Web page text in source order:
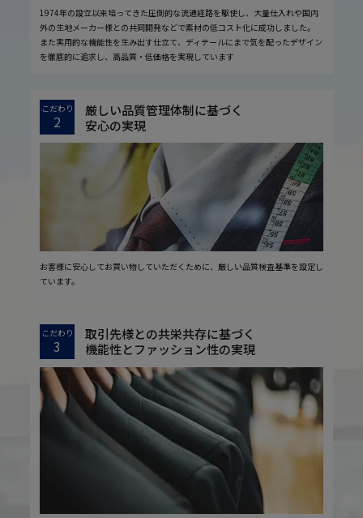
1974年の設立以来培ってきた圧倒的な流通経路を駆使し、大量仕入れや国内
外の生地メーカー様との共同開発などで素材の低コスト化に成功しました。
また実用的な機能性を生み出す仕立て、ディテールにまで気を配ったデザイン
を徹底的に追求し、高品質・低価格を実現しています
こだわり
2
厳しい品質管理体制に基づく
安心の実現
お客様に安心してお買い物していただくために、厳しい品質検査基準を設定し
ています。
こだわり
3
取引先様との共栄共存に基づく
機能性とファッション性の実現